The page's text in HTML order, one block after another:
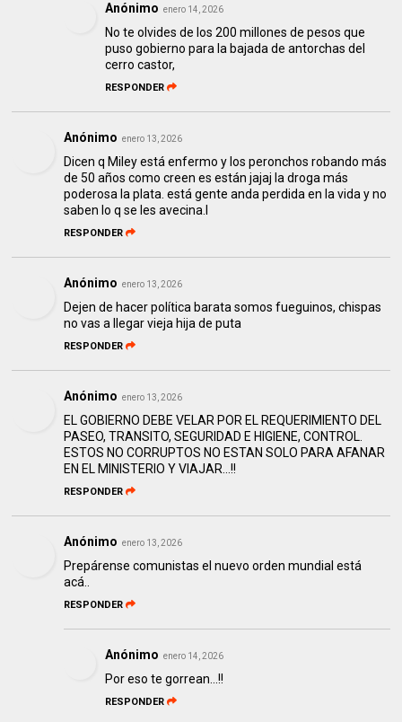
Anónimo enero 14, 2026
No te olvides de los 200 millones de pesos que
puso gobierno para la bajada de antorchas del
cerro castor,
RESPONDER
Anónimo enero 13, 2026
Dicen q Miley está enfermo y los peronchos robando más
de 50 años como creen es están jajaj la droga más
poderosa la plata. está gente anda perdida en la vida y no
saben lo q se les avecina.l
RESPONDER
Anónimo enero 13, 2026
Dejen de hacer política barata somos fueguinos, chispas
no vas a llegar vieja hija de puta
RESPONDER
Anónimo enero 13, 2026
EL GOBIERNO DEBE VELAR POR EL REQUERIMIENTO DEL
PASEO, TRANSITO, SEGURIDAD E HIGIENE, CONTROL.
ESTOS NO CORRUPTOS NO ESTAN SOLO PARA AFANAR
EN EL MINISTERIO Y VIAJAR...!!
RESPONDER
Anónimo enero 13, 2026
Prepárense comunistas el nuevo orden mundial está
acá..
RESPONDER
Anónimo enero 14, 2026
Por eso te gorrean...!!
RESPONDER